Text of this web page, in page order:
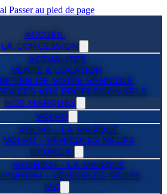
Passer au pied de page
ACCUEIL
LA CONCESSION
ACTUALITÉS
VENTE & LOCATION
DE VOTRE VÉHICULE
AUX PROFESSIONNELS
NOS MARQUES
VOLVO
VOLVO – LA MARQUE
VOLVO – VÉHICULES NEUFS
HYUNDAI
HYUNDAI – LA MARQUE
– VÉHICULES NEUFS
MG